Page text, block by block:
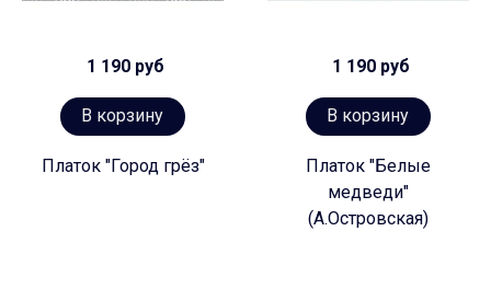
1 190 руб
В корзину
Платок "Город грёз"
1 190 руб
В корзину
Платок "Белые
медведи"
(А.Островская)